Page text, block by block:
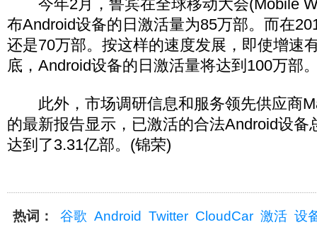
今年2月，鲁宾在全球移动大会(Mobile
布Android设备的日激活量为85万部。而在
还是70万部。按这样的速度发展，即使增速
底，Android设备的日激活量将达到100万部
此外，市场调研信息和服务领先供应商
的最新报告显示，已激活的合法Android设备
达到了3.31亿部。(锦荣)
热词： 谷歌 Android Twitter CloudCar 激活 设